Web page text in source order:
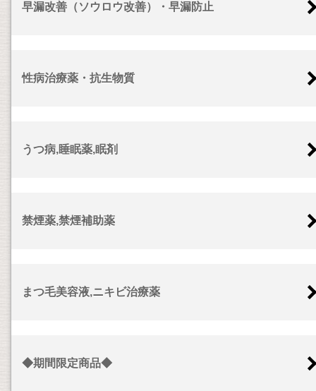
早漏改善（ソウロウ改善）・早漏防止
性病治療薬・抗生物質
うつ病,睡眠薬,眠剤
禁煙薬,禁煙補助薬
まつ毛美容液,ニキビ治療薬
◆期間限定商品◆